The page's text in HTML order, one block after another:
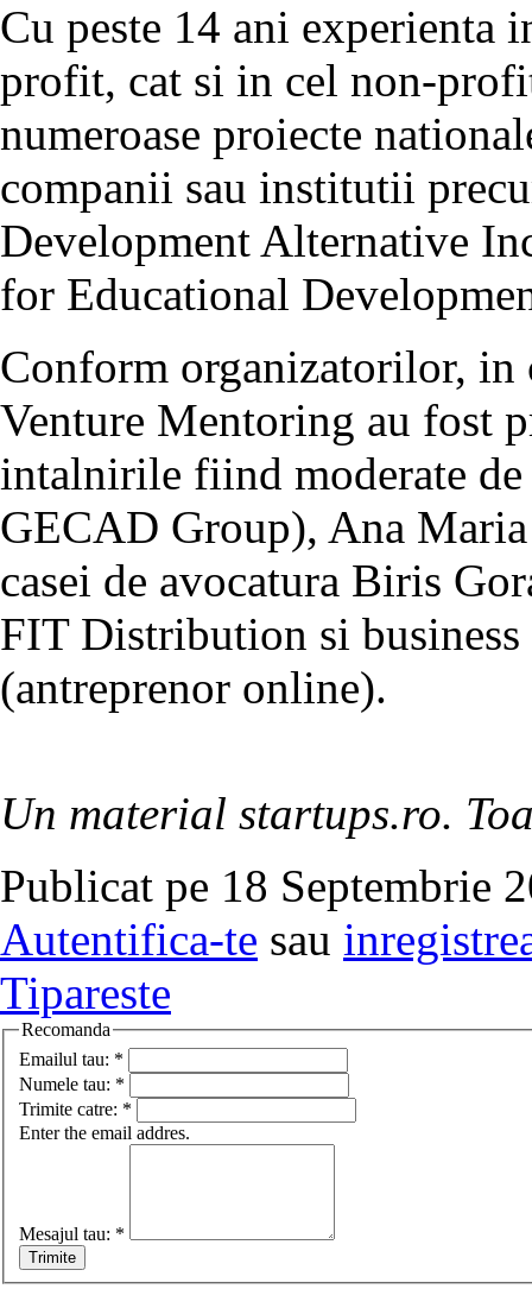
Cu peste 14 ani experienta
profit, cat si in cel non-
numeroase proiecte
companii sau institutii
Development Alternative
for Educational
Conform organizatorilor,
Venture Mentoring au fost
intalnirile fiind moderate de
GECAD Group), Ana
casei de avocatura Biris
FIT Distribution si
(antreprenor online).
Un material startups.ro.
Publicat pe 18 Septembrie
Autentifica-te sau
Tipareste
Recomanda
Emailul tau: *
Numele tau: *
Trimite catre: *
Enter the email addres.
Mesajul tau: *